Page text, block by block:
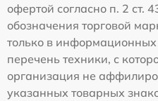
офертой согласно п. 2 ст.
обозначения торговой
только в
перечень техники, с
организация не
указанных товарных